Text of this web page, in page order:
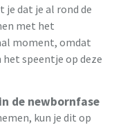
je dat je al rond de
met het
moment, omdat
speentje op deze
de newbornfase
kun je dit op